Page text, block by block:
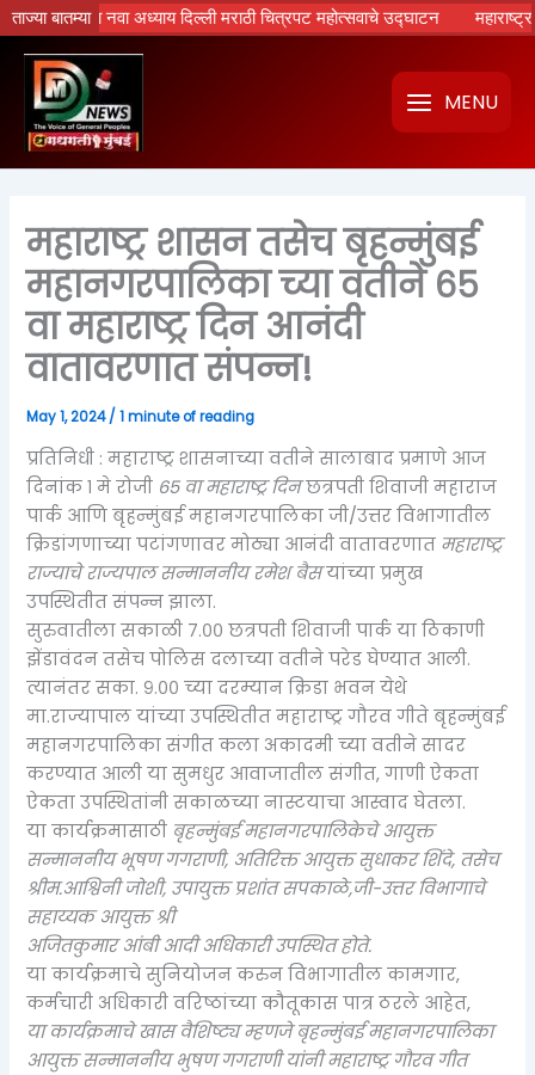
ताज्या बातम्यानवा अध्याय दिल्ली मराठी चित्रपट महोत्सवाचे उद्घाटन महाराष्ट्रात
Skip
to
content
MENU
महाराष्ट्र शासन तसेच बृहन्मुंबई
महानगरपालिका च्या वतीने ६५
वा महाराष्ट्र दिन आनंदी
वातावरणात संपन्न!
May 1, 2024/1 minute of reading
प्रतिनिधी : महाराष्ट्र शासनाच्या वतीने सालाबाद प्रमाणे आज
दिनांक १ मे रोजी ६५ वा महाराष्ट्र दिनछत्रपती शिवाजी महाराज
पार्क आणि बृहन्मुंबई महानगरपालिका जी/उत्तर विभागातील
क्रिडांगणाच्या पटांगणावर मोठ्या आनंदी वातावरणात महाराष्ट्र
राज्याचे राज्यपाल सन्माननीय रमेश बैसयांच्या प्रमुख
उपस्थितीत संपन्न झाला.
सुरुवातीला सकाळी ७.०० छत्रपती शिवाजी पार्क या ठिकाणी
झेंडावंदन तसेच पोलिस दलाच्या वतीने परेड घेण्यात आली.
त्यानंतर सका. ९.०० च्या दरम्यान क्रिडा भवन येथे
मा.राज्यापाल यांच्या उपस्थितीत महाराष्ट्र गौरव गीते बृहन्मुंबई
महानगरपालिका संगीत कला अकादमी च्या वतीने सादर
करण्यात आली या सुमधुर आवाजातील संगीत, गाणी ऐकता
ऐकता उपस्थितांनी सकाळच्या नास्टयाचा आस्वाद घेतला.
या कार्यक्रमासाठी बृहन्मुंबई महानगरपालिकेचे आयुक्त
सन्माननीय भूषण गगराणी, अतिरिक्त आयुक्त सुधाकर शिंदे, तसेच
श्रीम.आश्विनी जोशी, उपायुक्त प्रशांत सपकाळे,जी-उत्तर विभागाचे
सहाय्यक आयुक्त श्री
अजितकुमार आंबी आदी अधिकारी उपस्थित होते.
या कार्यक्रमाचे सुनियोजन करुन विभागातील कामगार,
कर्मचारी अधिकारी वरिष्ठांच्या कौतूकास पात्र ठरले आहेत,
या कार्यक्रमाचे खास वैशिष्ट्य म्हणजे बृहन्मुंबई महानगरपालिका
आयुक्त सन्माननीय भुषण गगराणी यांनी महाराष्ट्र गौरव गीत